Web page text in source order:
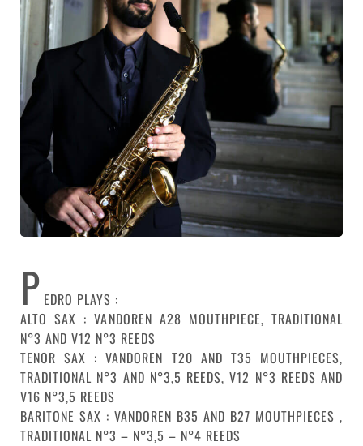
P EDRO PLAYS :
ALTO SAX : VANDOREN A28 MOUTHPIECE, TRADITIONAL
N°3 AND V12 N°3 REEDS
TENOR SAX : VANDOREN T20 AND T35 MOUTHPIECES,
TRADITIONAL N°3 AND N°3,5 REEDS, V12 N°3 REEDS AND
V16 N°3,5 REEDS
BARITONE SAX : VANDOREN B35 AND B27 MOUTHPIECES ,
TRADITIONAL N°3 – N°3,5 – N°4 REEDS